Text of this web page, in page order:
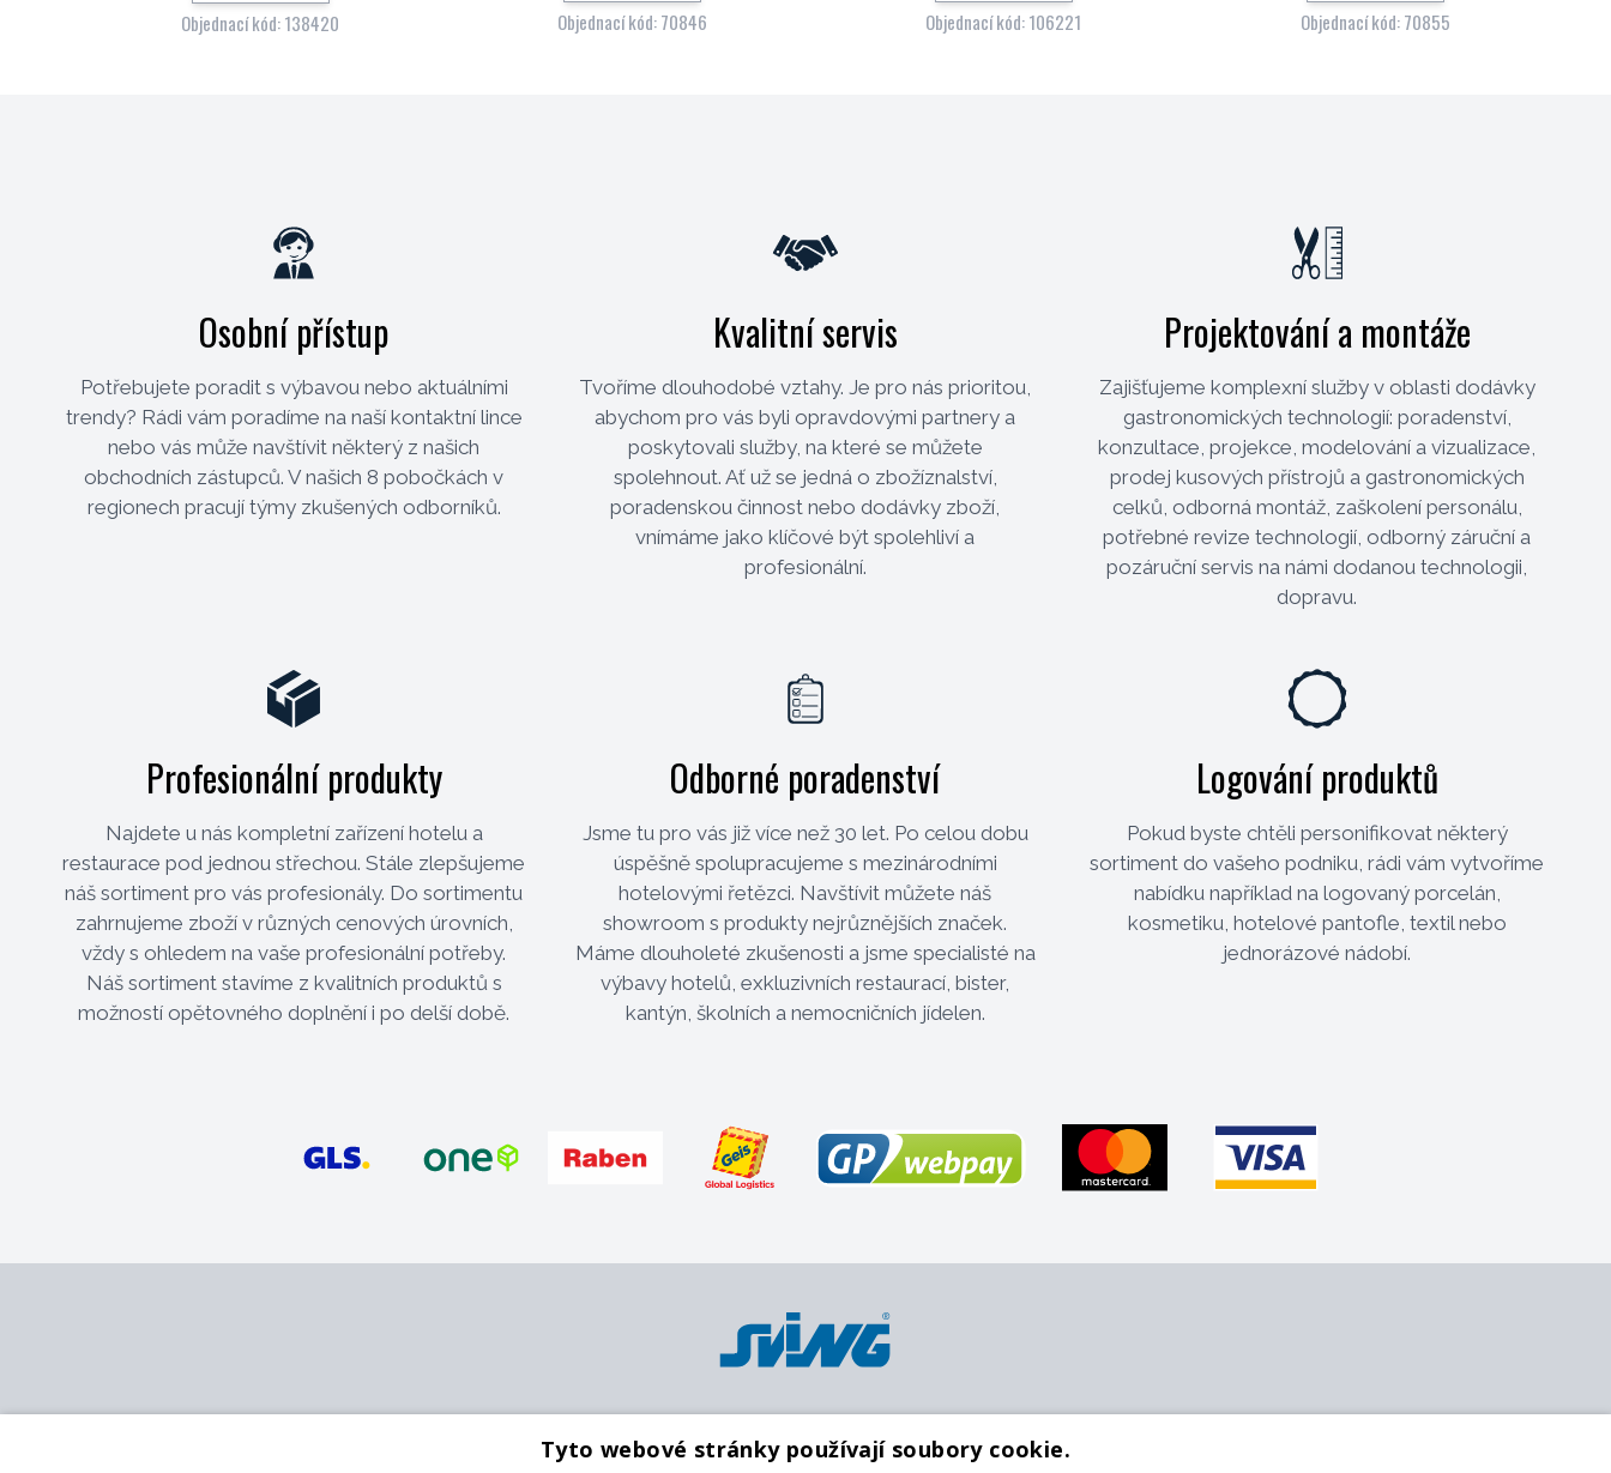
Objednací kód: 138420 Objednací kód: 70846 Objednací kód: 106221 Objednací kód: 70855
Osobní přístup
Potřebujete poradit s výbavou nebo aktuálními
trendy? Rádi vám poradíme na naší kontaktní lince
nebo vás může navštívit některý z našich
obchodních zástupců. V našich 8 pobočkách v
regionech pracují týmy zkušených odborníků.
Kvalitní servis
Tvoříme dlouhodobé vztahy. Je pro nás prioritou,
abychom pro vás byli opravdovými partnery a
poskytovali služby, na které se můžete
spolehnout. Ať už se jedná o zbožíznalství,
poradenskou činnost nebo dodávky zboží,
vnímáme jako klíčové být spolehliví a
profesionální.
Projektování a montáže
Zajišťujeme komplexní služby v oblasti dodávky
gastronomických technologií: poradenství,
konzultace, projekce, modelování a vizualizace,
prodej kusových přístrojů a gastronomických
celků, odborná montáž, zaškolení personálu,
potřebné revize technologií, odborný záruční a
pozáruční servis na námi dodanou technologii,
dopravu.
Profesionální produkty
Najdete u nás kompletní zařízení hotelu a
restaurace pod jednou střechou. Stále zlepšujeme
náš sortiment pro vás profesionály. Do sortimentu
zahrnujeme zboží v různých cenových úrovních,
vždy s ohledem na vaše profesionální potřeby.
Náš sortiment stavíme z kvalitních produktů s
možností opětovného doplnění i po delší době.
Odborné poradenství
Jsme tu pro vás již více než 30 let. Po celou dobu
úspěšně spolupracujeme s mezinárodními
hotelovými řetězci. Navštívit můžete náš
showroom s produkty nejrůznějších značek.
Máme dlouholeté zkušenosti a jsme specialisté na
výbavy hotelů, exkluzivních restaurací, bister,
kantýn, školních a nemocničních jídelen.
Logování produktů
Pokud byste chtěli personifikovat některý
sortiment do vašeho podniku, rádi vám vytvoříme
nabídku například na logovaný porcelán,
kosmetiku, hotelové pantofle, textil nebo
jednorázové nádobí.
Tyto webové stránky používají soubory cookie.